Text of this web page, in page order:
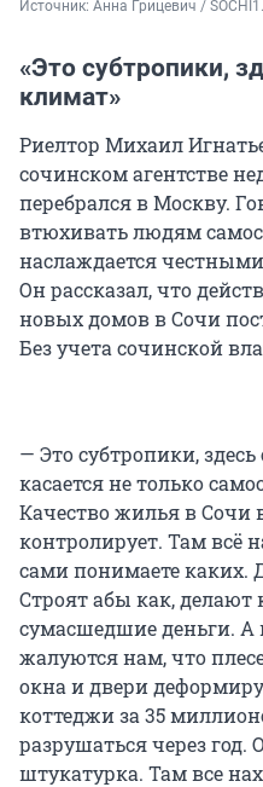
Источник: Анна Грицевич /
«Это субтропики,
климат»
Риелтор Михаил
сочинском агентстве
перебрался в Москву.
втюхивать людям
наслаждается
Он рассказал, что
новых домов в Сочи
Без учета сочинской
— Это субтропики,
касается не только
Качество жилья в Сочи
контролирует. Там всё
сами понимаете каких.
Строят абы как, делают
сумасшедшие деньги. А
жалуются нам, что
окна и двери
коттеджи за 35
разрушаться через год.
штукатурка. Там все